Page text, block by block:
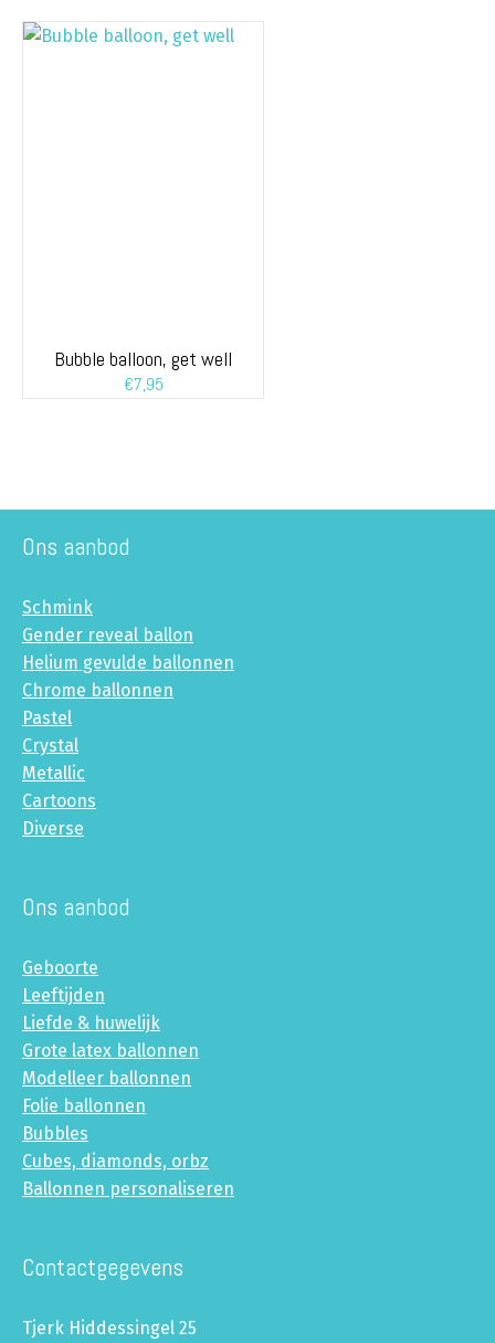
Bubble balloon, get well
€7,95
Ons aanbod
Schmink
Gender reveal ballon
Helium gevulde ballonnen
Chrome ballonnen
Pastel
Crystal
Metallic
Cartoons
Diverse
Ons aanbod
Geboorte
Leeftijden
Liefde & huwelijk
Grote latex ballonnen
Modelleer ballonnen
Folie ballonnen
Bubbles
Cubes, diamonds, orbz
Ballonnen personaliseren
Contactgegevens
Tjerk Hiddessingel 25